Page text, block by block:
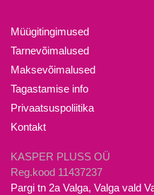
saab
teha
Müügitingimused
Tarnevõimalused
Maksevõimalused
Tagastamise info
Privaatsuspoliitika
Kontakt
KASPER PLUSS OÜ
Reg.kood 11437237
Pargi tn 2a Valga, Valga vald